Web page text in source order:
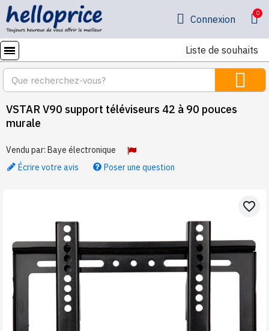
Connexion
Liste de souhaits
VSTAR V90 support téléviseurs 42 à 90 pouces
murale
Vendu par: Baye électronique
Écrire votre avis
Poser une question
favorite_border